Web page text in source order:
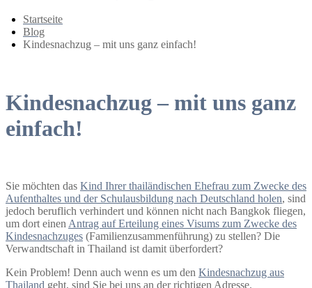
Startseite
Blog
Kindesnachzug – mit uns ganz einfach!
Kindesnachzug – mit uns ganz
einfach!
Sie möchten das Kind Ihrer thailändischen Ehefrau zum Zwecke des
Aufenthaltes und der Schulausbildung nach Deutschland holen, sind
jedoch beruflich verhindert und können nicht nach Bangkok fliegen,
um dort einen Antrag auf Erteilung eines Visums zum Zwecke des
Kindesnachzuges (Familienzusammenführung) zu stellen? Die
Verwandtschaft in Thailand ist damit überfordert?
Kein Problem! Denn auch wenn es um den Kindesnachzug aus
Thailand geht, sind Sie bei uns an der richtigen Adresse.